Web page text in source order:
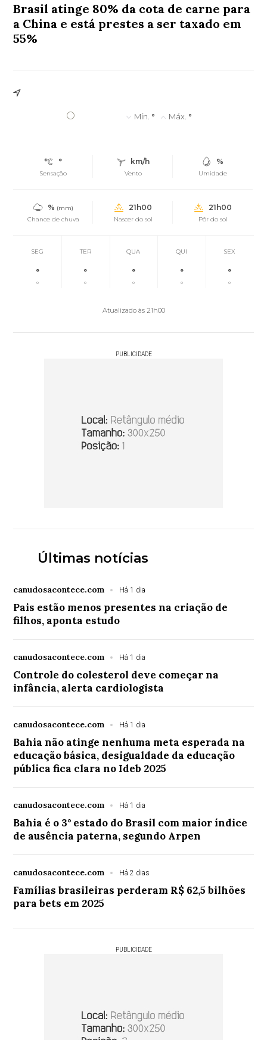
Brasil atinge 80% da cota de carne para
a China e está prestes a ser taxado em
55%
° Mín. ° Máx. °
°
Sensação
km/h
Vento
%
Umidade
% (mm)
Chance de chuva
21h00
Nascer do sol
21h00
Pôr do sol
SEG
°
°
TER
°
°
QUA
°
°
QUI
°
°
SEX
°
°
Atualizado às 21h00
PUBLICIDADE
Últimas notícias
canudosacontece.com Há 1 dia
Pais estão menos presentes na criação de
filhos, aponta estudo
canudosacontece.com Há 1 dia
Controle do colesterol deve começar na
infância, alerta cardiologista
canudosacontece.com Há 1 dia
Bahia não atinge nenhuma meta esperada na
educação básica, desigualdade da educação
pública fica clara no Ideb 2025
canudosacontece.com Há 1 dia
Bahia é o 3° estado do Brasil com maior índice
de ausência paterna, segundo Arpen
canudosacontece.com Há 2 dias
Famílias brasileiras perderam R$ 62,5 bilhões
para bets em 2025
PUBLICIDADE